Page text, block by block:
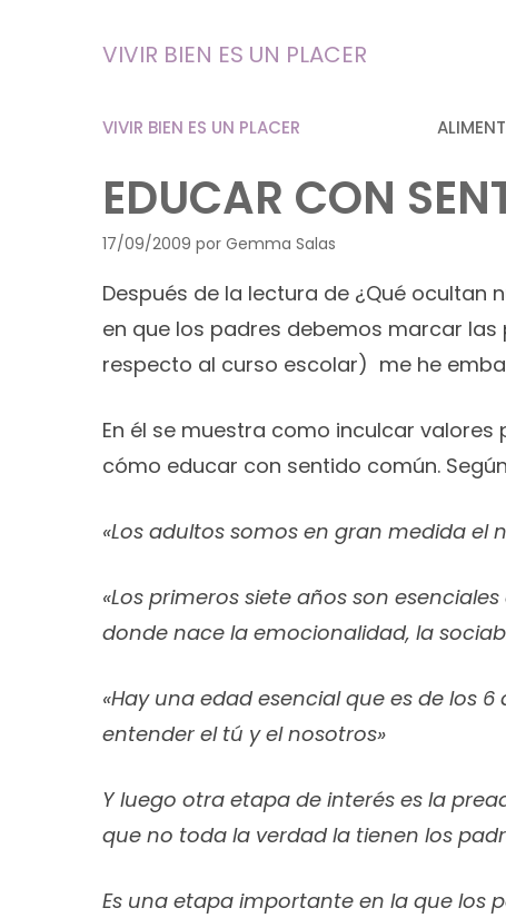
VIVIR BIEN ES UN PLACER
VIVIR BIEN ES UN PLACER
EDUCAR CON
17/09/2009 por Gemma Salas
Después de la lectura de ¿Qué ocultan
en que los padres debemos marcar
respecto al curso escolar) me he
En él se muestra como inculcar
cómo educar con sentido común.
«Los adultos somos en gran medida el
«Los primeros siete años son
donde nace la emocionalidad, la
«Hay una edad esencial que es de los
entender el tú y el nosotros»
Y luego otra etapa de interés es la
que no toda la verdad la tienen los
Es una etapa importante en la que los